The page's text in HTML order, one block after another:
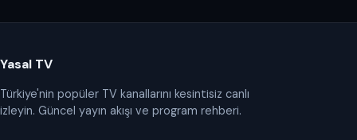
Yasal TV
Türkiye'nin popüler TV kanallarını kesintisiz canlı
izleyin. Güncel yayın akışı ve program rehberi.